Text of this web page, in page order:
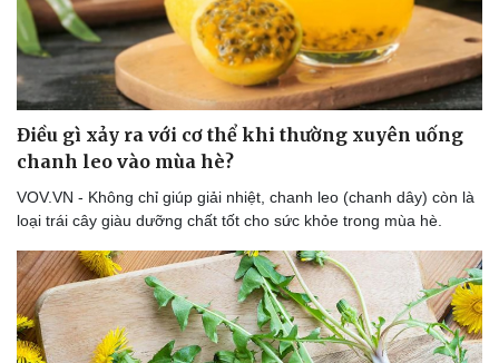
Điều gì xảy ra với cơ thể khi thường xuyên uống
chanh leo vào mùa hè?
VOV.VN - Không chỉ giúp giải nhiệt, chanh leo (chanh dây) còn là
loại trái cây giàu dưỡng chất tốt cho sức khỏe trong mùa hè.